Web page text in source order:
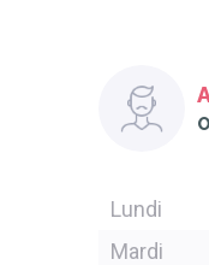
Lundi
Mardi